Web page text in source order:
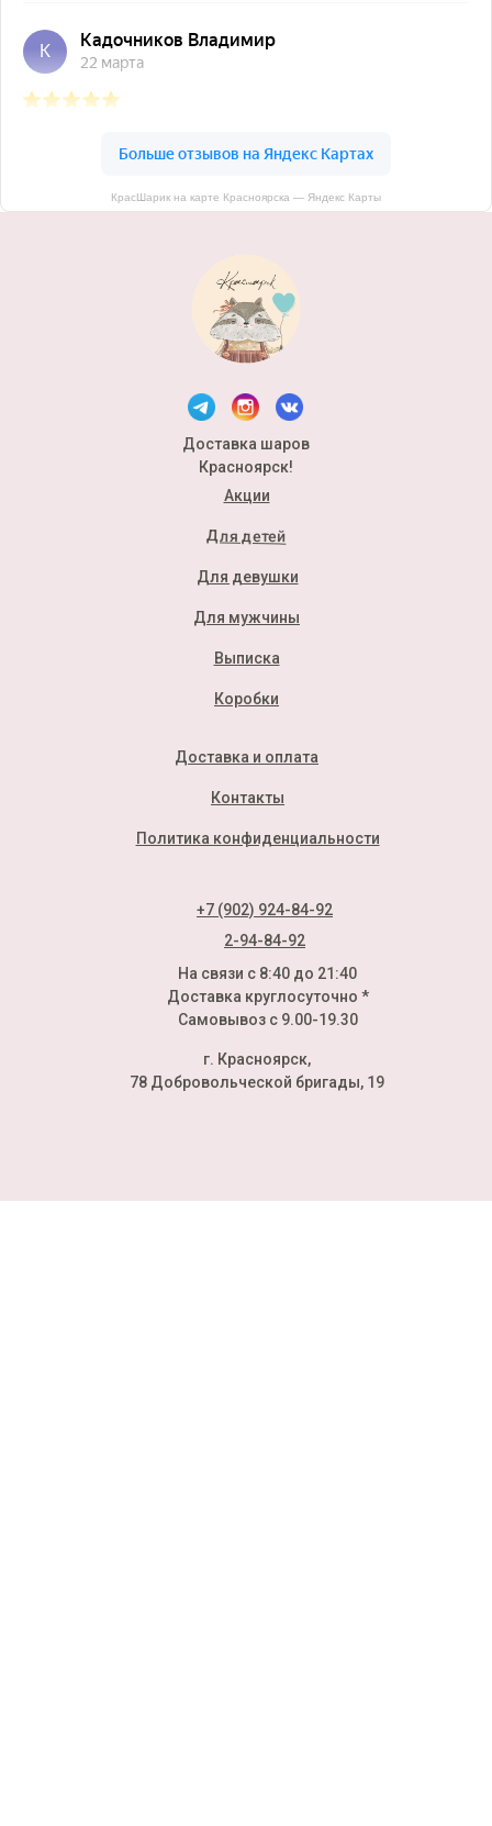
КрасШарик на карте Красноярска — Яндекс Карты
Доставка шаров
Красноярск!
Акции
Для детей
Для девушки
Для мужчины
Выписка
Коробки
На связи с 8:40 до 21:40
Доставка круглосуточно *
Самовывоз с 9.00-19.30
г. Красноярск,
78 Добровольческой бригады, 19
Политика конфиденциальности
Доставка и оплата
Контакты
+7 (902) 924-84-92
2-94-84-92